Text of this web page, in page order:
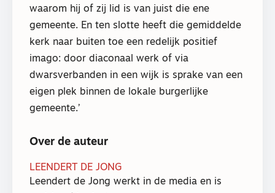
waarom hij of zij lid is van juist die ene
gemeente. En ten slotte heeft die gemiddelde
kerk naar buiten toe een redelijk positief
imago: door diaconaal werk of via
dwarsverbanden in een wijk is sprake van een
eigen plek binnen de lokale burgerlijke
gemeente.’
Over de auteur
LEENDERT DE JONG
Leendert de Jong werkt in de media en is